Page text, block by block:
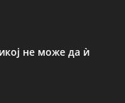
не може да ѝ